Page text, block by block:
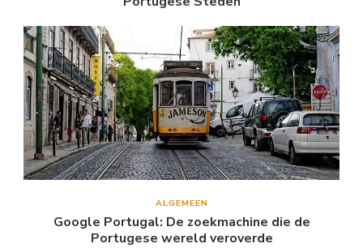
ALGEMEEN
Google Portugal: De zoekmachine die de
Portugese wereld veroverde